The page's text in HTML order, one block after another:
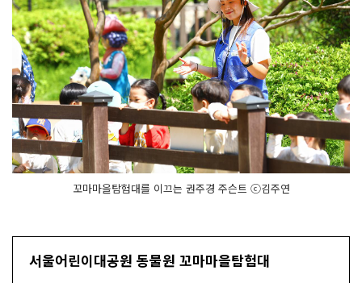
꼬마마을탐험대를 이끄는 권주경 주슨트 ⓒ김주연
서울어린이대공원 동물원 꼬마마을탐험대